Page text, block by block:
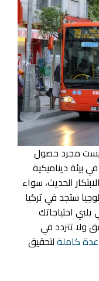
مجرد حصول
بيئة ديناميكية
الحديث، سواء
ستجد في تركيا
احتياجاتك
ولا تتردد في
كاملةلتحقيق